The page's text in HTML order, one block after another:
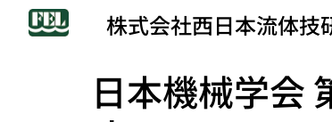
株式会社西日本流体技
日本機械学会